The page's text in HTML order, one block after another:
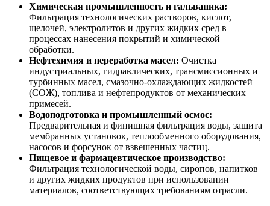
Химическая промышленность и гальваника:
Фильтрация технологических растворов, кислот,
щелочей, электролитов и других жидких сред в
процессах нанесения покрытий и химической
обработки.
Нефтехимия и переработка масел: Очистка
индустриальных, гидравлических, трансмиссионных и
турбинных масел, смазочно-охлаждающих жидкостей
(СОЖ), топлива и нефтепродуктов от механических
примесей.
Водоподготовка и промышленный осмос:
Предварительная и финишная фильтрация воды, защита
мембранных установок, теплообменного оборудования,
насосов и форсунок от взвешенных частиц.
Пищевое и фармацевтическое производство:
Фильтрация технологической воды, сиропов, напитков
и других жидких продуктов при использовании
материалов, соответствующих требованиям отрасли.